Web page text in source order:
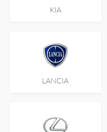
KIA
LANCIA